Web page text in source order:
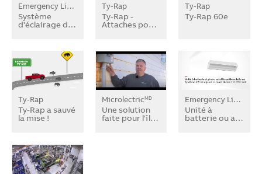
Emergency Lighting
Système
d'éclairage d…
Ty-Rap
Ty-Rap -
Attaches po…
Ty-Rap
Ty-Rap 60e
Ty-Rap
Ty-Rap a sauvé
la mise !
MicrolectricMD
Une solution
faite pour l'îl…
Emergency Lighting
Unité à
batterie ou a…